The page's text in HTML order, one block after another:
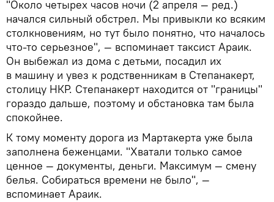
"Около четырех часов ночи (2 апреля — ред.)
начался сильный обстрел. Мы привыкли ко всяким
столкновениям, но тут было понятно, что началось
что-то серьезное", — вспоминает таксист Араик.
Он выбежал из дома с детьми, посадил их
в машину и увез к родственникам в Степанакерт,
столицу НКР. Степанакерт находится от "границы"
гораздо дальше, поэтому и обстановка там была
спокойнее.
К тому моменту дорога из Мартакерта уже была
заполнена беженцами. "Хватали только самое
ценное — документы, деньги. Максимум — смену
белья. Собираться времени не было", —
вспоминает Араик.